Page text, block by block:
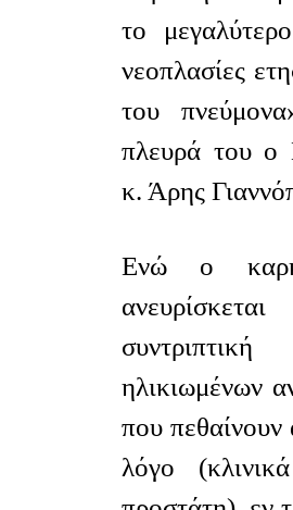
το
νεοπλασίες
του
πλευρά του ο
κ. Άρης
Ενώ ο
ηλικιωμένων
που
λόγο